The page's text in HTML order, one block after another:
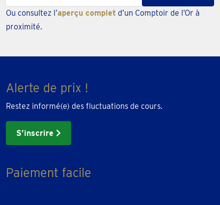
zipcode
or
Ou consultez l’aperçu complet d’un Comptoir de l’Or à
proximité.
Alerte de prix !
Restez informé(e) des fluctuations de cours.
S’inscrire
Paiement facile